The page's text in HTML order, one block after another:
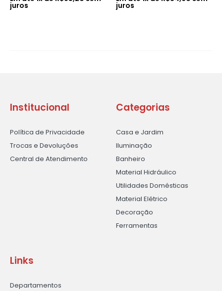
juros juros
Institucional
Política de Privacidade
Trocas e Devoluções
Central de Atendimento
Categorias
Casa e Jardim
Iluminação
Banheiro
Material Hidráulico
Utilidades Domésticas
Material Elétrico
Decoração
Ferramentas
Links
Departamentos